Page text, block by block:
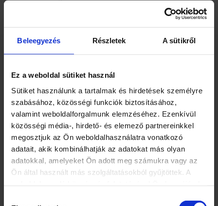
Beleegyezés Részletek A sütikről
Ez a weboldal sütiket használ
Sütiket használunk a tartalmak és hirdetések személyre
szabásához, közösségi funkciók biztosításához,
valamint weboldalforgalmunk elemzéséhez. Ezenkívül
közösségi média-, hirdető- és elemező partnereinkkel
megosztjuk az Ön weboldalhasználatra vonatkozó
adatait, akik kombinálhatják az adatokat más olyan
adatokkal, amelyeket Ön adott meg számukra vagy az
Ön által használt más szolgáltatásokból gyűjtöttek. A
Esztergomi Önkormányzat és a Magyar Suzuki
Zrt. közös szemétgyűjtő akciójában,
amelynek során megtisztították az
Az Esztergomi Futóművek tagjai rendszeresen szerveznek
szemétgyűjtést az Erzsébet parktól a Szamár-hegyig tartó
biciklisúton. A hat kilométer hosszú aszfaltcsík nem csak a
kerékpárosok körében népszerű: sokan futnak, sétálnak a
folyópart mentén haladó, autóforgalomtól védett szakaszon.